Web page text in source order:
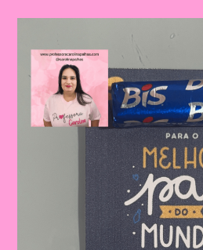
Pais
Dos
Pais:
Celebrando
A
Importância
Da
Figura
Paterna